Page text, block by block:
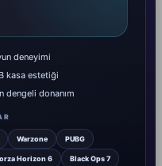
deneyimi
kasa estetiği
dengeli donanım
Warzone PUBG
Horizon 6 Black Ops 7